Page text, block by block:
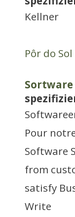
Kellner
Pôr do
Sortware
Pour
Software
from
satisfy
Write